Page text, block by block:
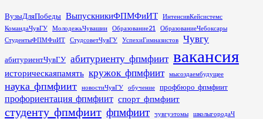
Перейти
к
содержимому
ВузыДляПобеды ВыпускникиФПМФиИТ
ИнтенсивКейсистемс
КомандаЧувГУ
МолодежьЧувашии Образование21
ОбразованиеЧебоксары
СтудентыФПМФиИТ
СтудсоветЧувГУ УспехиГимназистов Чувгу
абитуриентЧувГУ абитуриенту_фпмфиит вакансия
историческаяпамять кружок_фпмфиит мысоздаембудущее
наука_фпмфиит новостиЧувГУ обучение профбюро_фпмфиит
профориентация_фпмфиит спорт_фпмфиит
студенту_фпмфиит фпмфиит чувгуэтомы школыгородаЧ